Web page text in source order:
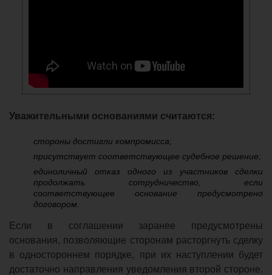
Уважительными основаниями считаются:
стороны достигли компромисса;
присутствует соответствующее судебное решение;
единоличный отказ одного из участников сделки
продолжать сотрудничество, если
соответствующее основание предусмотрено
договором.
Если в соглашении заранее предусмотрены
основания, позволяющие сторонам расторгнуть сделку
в одностороннем порядке, при их наступлении будет
достаточно направления уведомления второй стороне.